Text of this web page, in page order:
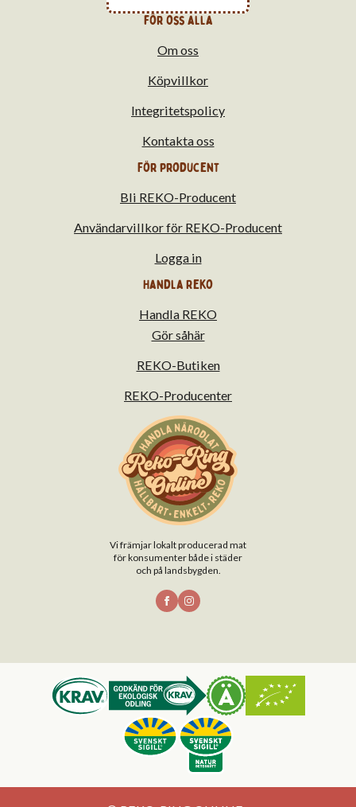
Vi främjar lokalt producerad mat
för konsumenter både i städer
och på landsbygden.
Handla Reko
Handla REKO
Gör såhär
REKO-Butiken
REKO-Producenter
För producent
Bli REKO-Producent
Användarvillkor för REKO-Producent
Logga in
för oss alla
Om oss
Köpvillkor
Integritetspolicy
Kontakta oss